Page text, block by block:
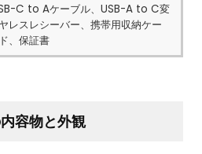
C to Aケーブル、USB-A to C変
レスレシーバー、携帯用収納ケー
、保証書
容物と外観